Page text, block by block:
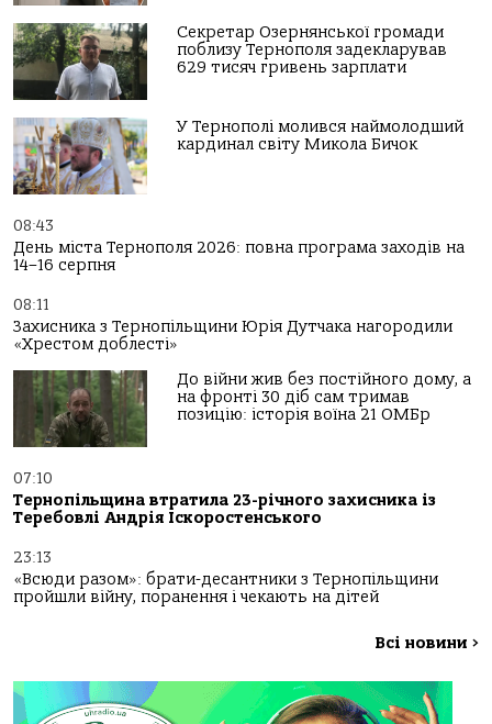
Секретар Озернянської громади
поблизу Тернополя задекларував
629 тисяч гривень зарплати
У Тернополі молився наймолодший
кардинал світу Микола Бичок
08:43
День міста Тернополя 2026: повна програма заходів на
14–16 серпня
08:11
Захисника з Тернопільщини Юрія Дутчака нагородили
«Хрестом доблесті»
До війни жив без постійного дому, а
на фронті 30 діб сам тримав
позицію: історія воїна 21 ОМБр
07:10
Тернопільщина втратила 23-річного захисника із
Теребовлі Андрія Іскоростенського
23:13
«Всюди разом»: брати-десантники з Тернопільщини
пройшли війну, поранення і чекають на дітей
Всі новини >